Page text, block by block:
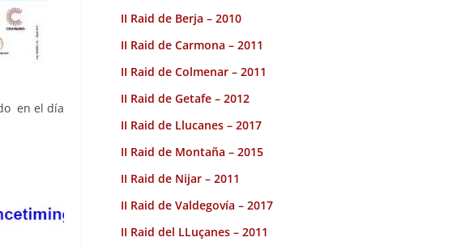
en el día
II Raid de Berja – 2010
II Raid de Carmona – 2011
II Raid de Colmenar – 2011
II Raid de Getafe – 2012
II Raid de Llucanes – 2017
II Raid de Montaña – 2015
II Raid de Nijar – 2011
II Raid de Valdegovía – 2017
II Raid del LLuçanes – 2011